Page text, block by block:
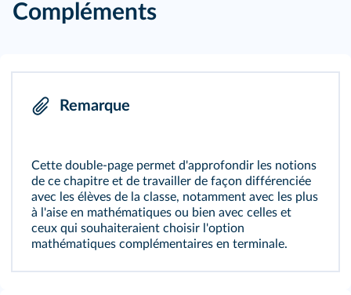
Compléments
Remarque
Cette double-page permet d'approfondir les notions
de ce chapitre et de travailler de façon différenciée
avec les élèves de la classe, notamment avec les plus
à l'aise en mathématiques ou bien avec celles et
ceux qui souhaiteraient choisir l'option
mathématiques complémentaires en terminale.